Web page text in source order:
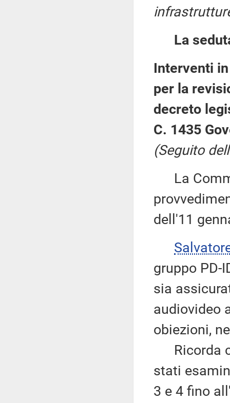
La
Interventi
per la
decreto
C. 1435
(Seguito
La
dell'11
gruppo PD-
sia
audiovideo
obiezioni,
Ricorda
stati
3 e 4 fino